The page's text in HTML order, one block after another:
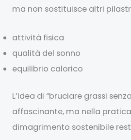
ma non sostituisce altri
attività fisica
qualità del sonno
equilibrio calorico
L’idea di “bruciare grassi
affascinante, ma nella
dimagrimento sostenibile